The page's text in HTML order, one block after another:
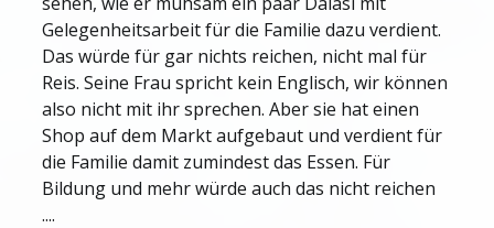
Gelegenheitsarbeit für die Familie dazu verdient.
Das würde für gar nichts reichen, nicht mal für
Reis. Seine Frau spricht kein Englisch, wir können
also nicht mit ihr sprechen. Aber sie hat einen
Shop auf dem Markt aufgebaut und verdient für
die Familie damit zumindest das Essen. Für
Bildung und mehr würde auch das nicht reichen
....